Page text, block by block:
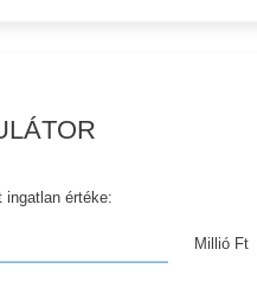
ingatlan értéke:
Millió Ft